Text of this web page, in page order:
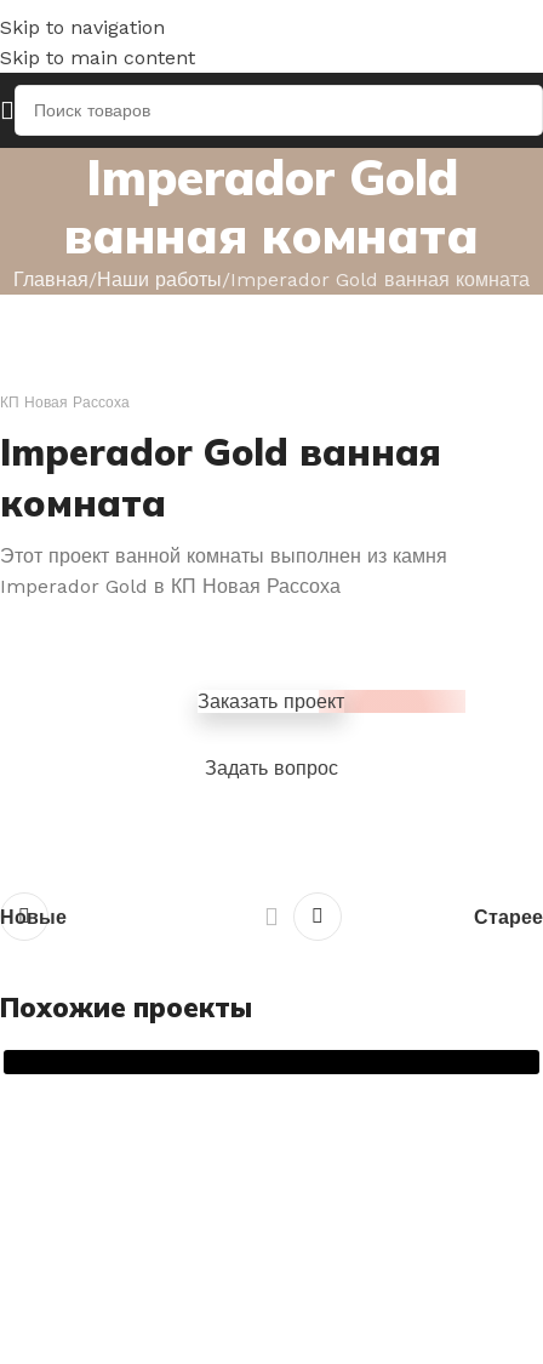
Skip to navigation
Skip to main content
Imperador Gold
ванная комната
Главная Наши работы Imperador Gold ванная комната
КП Новая Рассоха
Imperador Gold ванная
комната
Этот проект ванной комнаты выполнен из камня
Imperador Gold в КП Новая Рассоха
Заказать проект
Задать вопрос
Новые Старее
Похожие проекты